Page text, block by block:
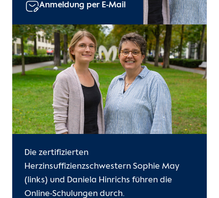
Anmeldung per E-Mail
Die zertifizierten
Herzinsuffizienzschwestern Sophie May
(links) und Daniela Hinrichs führen die
Online-Schulungen durch.